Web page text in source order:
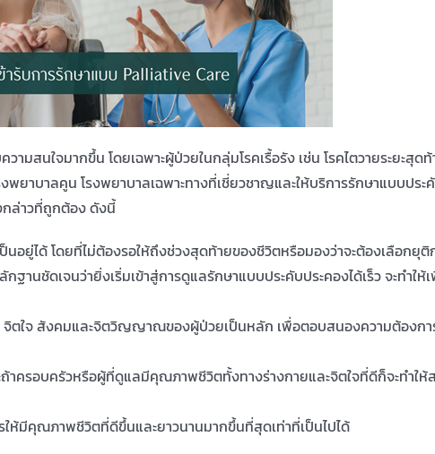
สนใจมากขึ้น โดยเฉพาะผู้ป่วยในกลุ่มโรคเรื้อรัง เช่น โรคไตวายระยะสุด
ยาบาลคูน โรงพยาบาลเฉพาะทางที่เชี่ยวชาญและให้บริการรักษาแบบประ
กล่าวที่ถูกต้อง ดังนี้
อยู่ได้ โดยที่ไม่ต้องรอให้ถึงช่วงสุดท้ายของชีวิตหรือมองว่าจะต้องเลือกยุ
นชัดเจนว่ายิ่งเริ่มเข้าสู่การดูแลรักษาแบบประคับประคองได้เร็ว จะทำ
ตใจ สังคมและจิตวิญญาณของผู้ป่วยเป็นหลัก เพื่อตอบสนองความต้องก
ครอบครัวหรือผู้ที่ดูแลมีคุณภาพชีวิตทั้งทางร่างกายและจิตใจที่ดีก็จะทำใ
ห้มีคุณภาพชีวิตที่ดีขึ้นและยาวนานมากขึ้นที่สุดเท่าที่เป็นไปได้